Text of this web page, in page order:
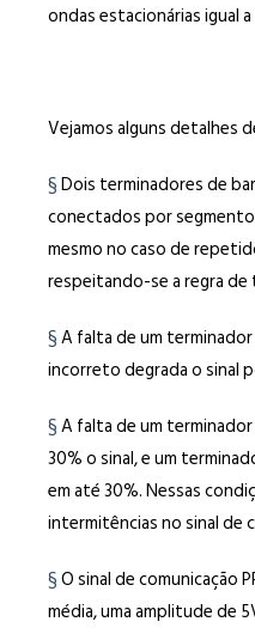
ondas estacionárias igual a
Vejamos alguns detalhes
§Dois terminadores de
conectados por segmento
mesmo no caso de
respeitando-se a regra
§A falta de um
incorreto degrada o sinal
§A falta de um
30% o sinal, e um
em até 30%. Nessas
intermitências no sinal de
§O sinal de comunicação
média, uma amplitude de